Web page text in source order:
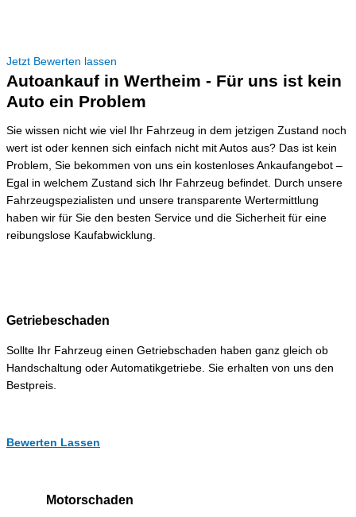
Jetzt Bewerten lassen
Autoankauf in Wertheim - Für uns ist kein
Auto ein Problem
Sie wissen nicht wie viel Ihr Fahrzeug in dem jetzigen Zustand noch
wert ist oder kennen sich einfach nicht mit Autos aus? Das ist kein
Problem, Sie bekommen von uns ein kostenloses Ankaufangebot –
Egal in welchem Zustand sich Ihr Fahrzeug befindet. Durch unsere
Fahrzeugspezialisten und unsere transparente Wertermittlung
haben wir für Sie den besten Service und die Sicherheit für eine
reibungslose Kaufabwicklung.
Getriebeschaden
Sollte Ihr Fahrzeug einen Getriebschaden haben ganz gleich ob
Handschaltung oder Automatikgetriebe. Sie erhalten von uns den
Bestpreis.
Bewerten Lassen
Motorschaden